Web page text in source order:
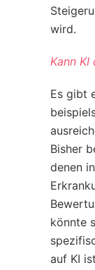
wird.
Kann
Es gibt
Bisher
denen
könnte
auf KI